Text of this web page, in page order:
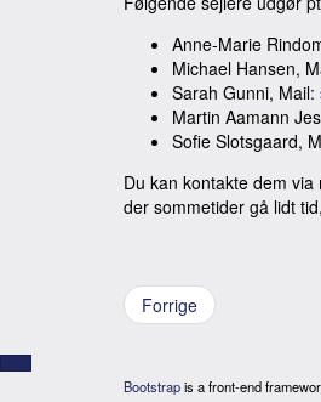
Anne-Marie
Michael Hansen,
Sarah Gunni, Mail:
Martin Aamann
Sofie Slotsgaard,
Du kan kontakte dem
der sommetider gå lidt
Forrige
Bootstrapis a front-end